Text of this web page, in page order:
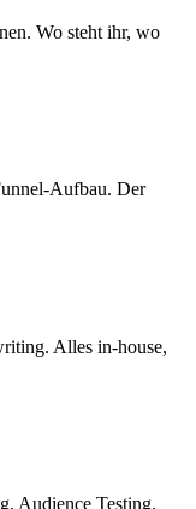
Wo steht ihr, wo
Aufbau. Der
Alles in-house,
Audience Testing.